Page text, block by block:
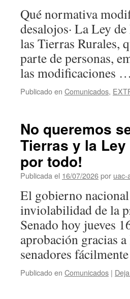
Qué normativa
desalojos· La Ley
las Tierras Rurales,
parte de personas,
las modificaciones …
Publicado en Comunicados,
No queremos
Tierras y la Ley
por todo!
Publicada el 16/07/2026por uac-
El gobierno
inviolabilidad de la
Senado hoy jueves
aprobación gracias
senadores
Publicado en Comunicados |